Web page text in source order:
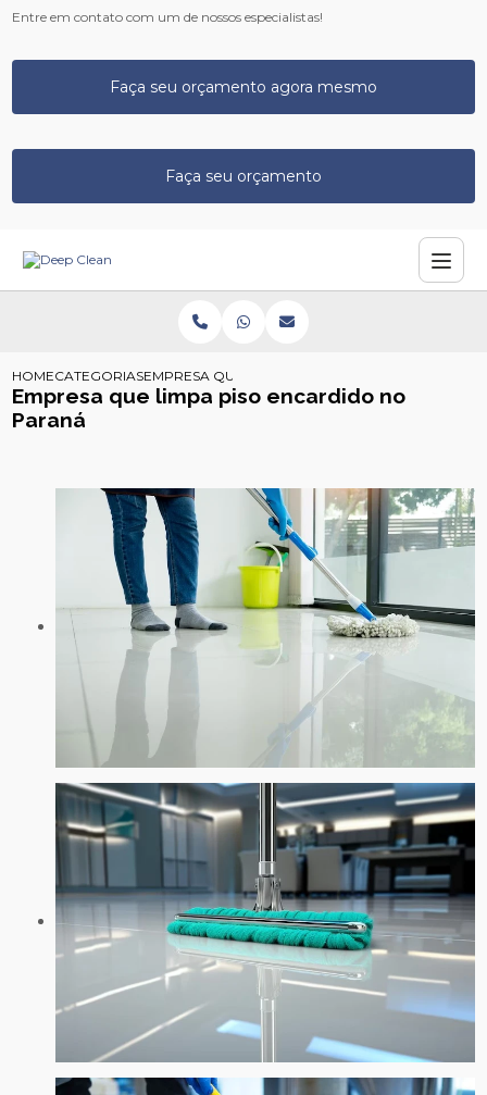
Entre em contato com um de nossos especialistas!
Faça seu orçamento agora mesmo
Faça seu orçamento
HOMECATEGORIASEMPRESA QUE LIMPA PISO ENCARDIDO NO
Empresa que limpa piso encardido no
Paraná